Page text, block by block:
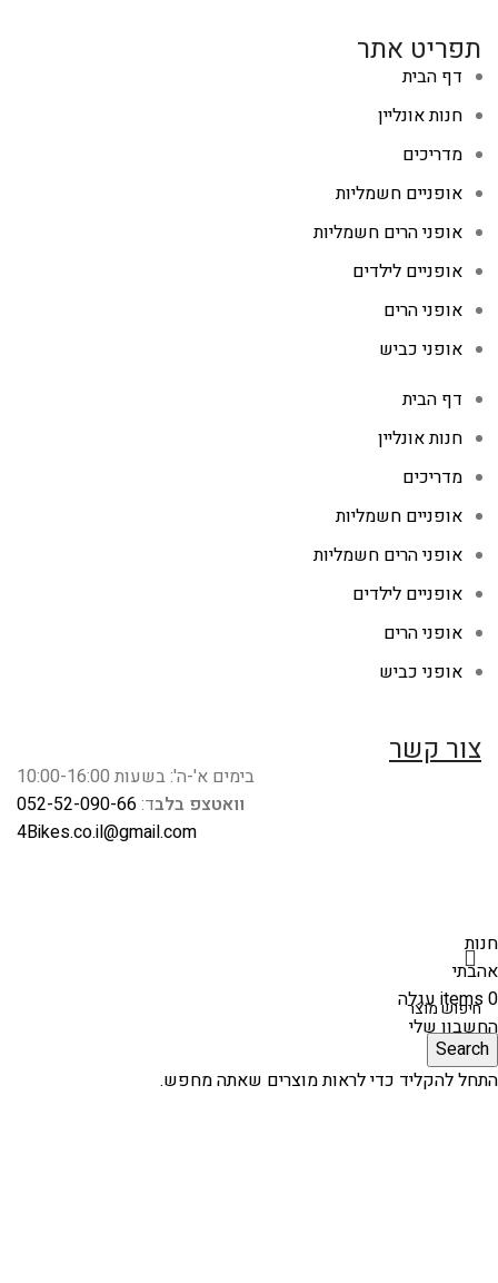
תפריט אתר
דף הבית
חנות אונליין
מדריכים
אופניים חשמליות
אופני הרים חשמליות
אופניים לילדים
אופני הרים
אופני כביש
דף הבית
חנות אונליין
מדריכים
אופניים חשמליות
אופני הרים חשמליות
אופניים לילדים
אופני הרים
אופני כביש
צור קשר
בימים א'-ה': בשעות 10:00-16:00
וואטצפ בלבד:052-52-090-66
4Bikes.co.il@gmail.com
Search
התחל להקליד כדי לראות מוצרים שאתה מחפש.
חנות
אהבתי
0
itemsעגלה
החשבון שלי